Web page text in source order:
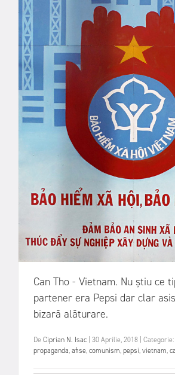
Can Tho - Vietnam. Nu știu ce
partener era Pepsi dar clar
bizară alăturare.
De Ciprian N. Isac 30 Aprilie, 2018 Categorie:
propaganda,afise,comunism,pepsi,vietnam,